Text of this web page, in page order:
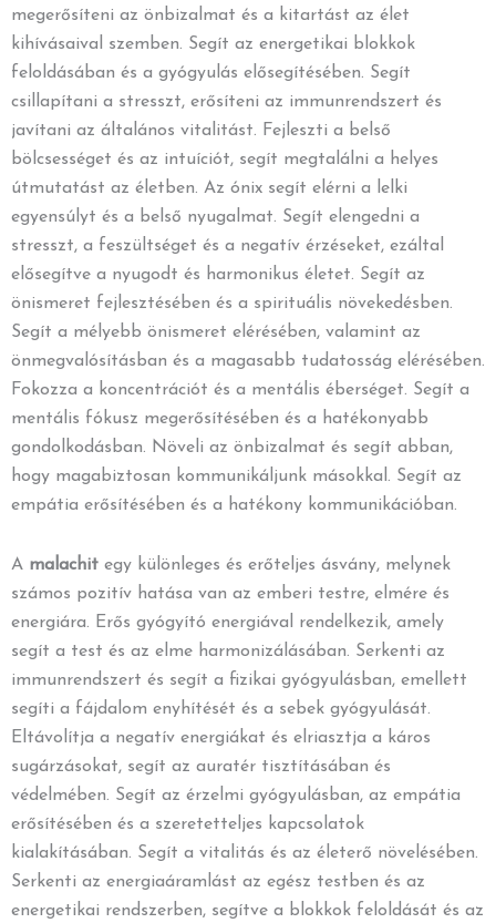
megerősíteni az önbizalmat és a kitartást az élet
kihívásaival szemben. Segít az energetikai blokkok
feloldásában és a gyógyulás elősegítésében. Segít
csillapítani a stresszt, erősíteni az immunrendszert és
javítani az általános vitalitást. Fejleszti a belső
bölcsességet és az intuíciót, segít megtalálni a helyes
útmutatást az életben. Az ónix segít elérni a lelki
egyensúlyt és a belső nyugalmat. Segít elengedni a
stresszt, a feszültséget és a negatív érzéseket, ezáltal
elősegítve a nyugodt és harmonikus életet. Segít az
önismeret fejlesztésében és a spirituális növekedésben.
Segít a mélyebb önismeret elérésében, valamint az
önmegvalósításban és a magasabb tudatosság elérésében.
Fokozza a koncentrációt és a mentális éberséget. Segít a
mentális fókusz megerősítésében és a hatékonyabb
gondolkodásban. Növeli az önbizalmat és segít abban,
hogy magabiztosan kommunikáljunk másokkal. Segít az
empátia erősítésében és a hatékony kommunikációban.
A malachit egy különleges és erőteljes ásvány, melynek
számos pozitív hatása van az emberi testre, elmére és
energiára. Erős gyógyító energiával rendelkezik, amely
segít a test és az elme harmonizálásában. Serkenti az
immunrendszert és segít a fizikai gyógyulásban, emellett
segíti a fájdalom enyhítését és a sebek gyógyulását.
Eltávolítja a negatív energiákat és elriasztja a káros
sugárzásokat, segít az auratér tisztításában és
védelmében. Segít az érzelmi gyógyulásban, az empátia
erősítésében és a szeretetteljes kapcsolatok
kialakításában. Segít a vitalitás és az életerő növelésében.
Serkenti az energiaáramlást az egész testben és az
energetikai rendszerben, segítve a blokkok feloldását és az